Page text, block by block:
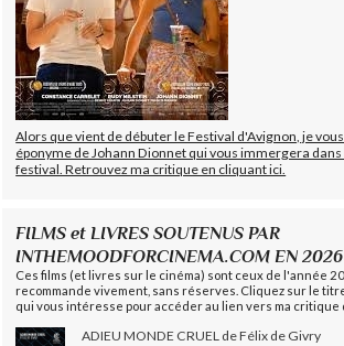
Alors que vient de débuter le Festival d'Avignon, je
éponyme de Johann Dionnet qui vous immergera
festival. Retrouvez ma critique en cliquant ici.
FILMS et LIVRES SOUTENUS PAR
INTHEMOODFORCINEMA.COM EN
Ces films (et livres sur le cinéma) sont ceux de l'année
recommande vivement, sans réserves. Cliquez sur le
qui vous intéresse pour accéder au lien vers ma critique
ADIEU MONDE CRUEL de Félix de Givry